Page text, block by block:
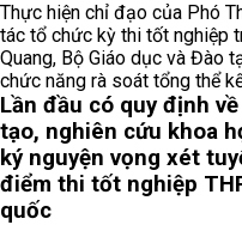
Thực hiện chỉ đạo của Phó
tác tổ chức kỳ thi tốt nghiệp
Quang, Bộ Giáo dục và Đào
chức năng rà soát tổng thể
Lần đầu có quy định
tạo, nghiên cứu khoa
ký nguyện vọng xét
điểm thi tốt nghiệp
quốc